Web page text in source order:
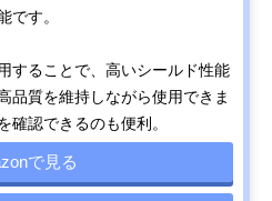
です。
することで、高いシールド性能
品質を維持しながら使用できま
確認できるのも便利。
で見る